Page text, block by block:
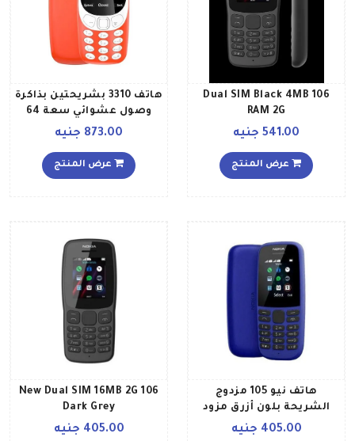
106 Dual SIM Black 4MB
RAM 2G
541.00 جنيه
عرض المنتج
هاتف 3310 بشريحتين بذاكرة
وصول عشوائي سعة 64
ميجابايت وذاكرة داخلية
تقنية 3G، لون أحمر دافئ
873.00 جنيه
عرض المنتج
هاتف نيو 105 مزدوج
الشريحة بلون أزرق مزود
بخدمة الجيل الثاني
405.00 جنيه
106 New Dual SIM 16MB 2G
Dark Grey
405.00 جنيه